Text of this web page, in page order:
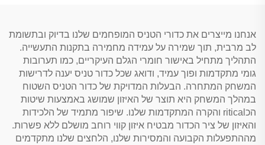
אנחנו מייצרים את כדורי הטניס המופחמים שלנו בדיוק ובתשומת
לב מרבית, תוך שמירה על עמידה מחמירה בתקנות התעשייה.
התהליך מתחיל באישור חומרי הגלם העיקריים, כמו תערובות
גומי מתקדמות ופוך עמיד, ודואג שכל כדור טניס יענה לדרישות
המשחק המתחרה. הבעלות המדויקת של כדור הטניס השטוח
במהלך המשחק היא תוצר של האיזון שמושג באמצעות שיטות
הכritical והקרה המתקדמות שלנו. שיפור מתמיד של הלכידות
והאיזון של ציר הכדור מבטיח איזון קווי רוחב מושלם ללא פשרות.
מההתפעלות הקבועה והמסירות שלנו, הלחצים שלנו מתקדמים